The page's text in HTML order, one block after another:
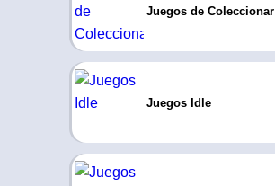
Juegos de Coleccionar
Juegos Idle